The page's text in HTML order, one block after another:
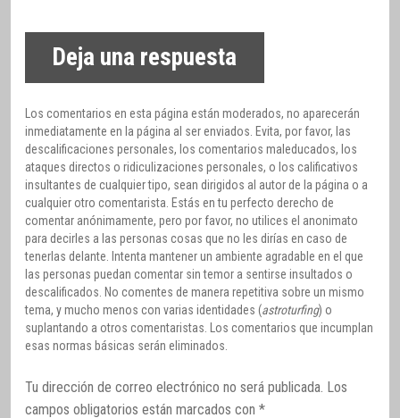
Deja una respuesta
Los comentarios en esta página están moderados, no aparecerán
inmediatamente en la página al ser enviados. Evita, por favor, las
descalificaciones personales, los comentarios maleducados, los
ataques directos o ridiculizaciones personales, o los calificativos
insultantes de cualquier tipo, sean dirigidos al autor de la página o a
cualquier otro comentarista. Estás en tu perfecto derecho de
comentar anónimamente, pero por favor, no utilices el anonimato
para decirles a las personas cosas que no les dirías en caso de
tenerlas delante. Intenta mantener un ambiente agradable en el que
las personas puedan comentar sin temor a sentirse insultados o
descalificados. No comentes de manera repetitiva sobre un mismo
tema, y mucho menos con varias identidades (astroturfing) o
suplantando a otros comentaristas. Los comentarios que incumplan
esas normas básicas serán eliminados.
Tu dirección de correo electrónico no será publicada. Los
campos obligatorios están marcados con *